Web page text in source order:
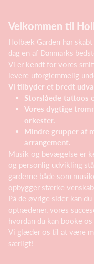
Velkommen til
Holbæk Garden har
dag en af Danmarks
Vi er kendt for vores
levere uforglemmelig
Vi tilbyder et bredt
Storslåede tattoos
Vores dygtige
orkester.
Mindre grupper af
arrangement.
Musik og bevægelse er
og personlig udvikling
garderne både som
opbygger stærke
På de øvrige sider kan
optrædener, vores
hvordan du kan booke
Vi glæder os til at være
særligt!